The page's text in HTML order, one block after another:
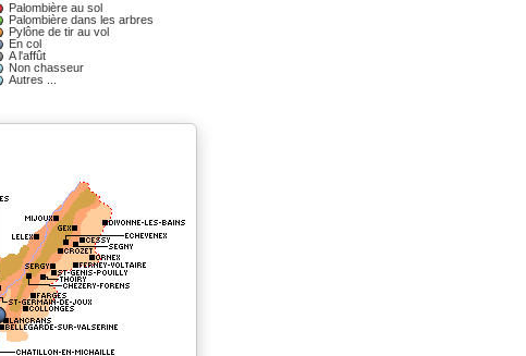
Palombière au sol
Palombière dans les arbres
Pylône de tir au vol
En col
A l'affût
Non chasseur
Autres ...